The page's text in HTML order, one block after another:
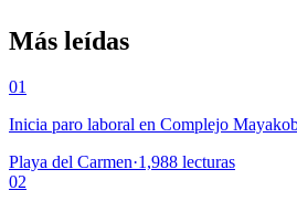
Más leídas
01
Inicia paro laboral en Complejo
Playa del Carmen·1,988 lecturas
02